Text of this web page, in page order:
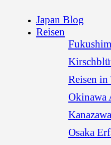
Japan Blog
Reisen
Reisen
Okinawa
Osaka